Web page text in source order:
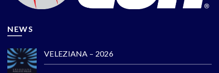
NEWS
VELEZIANA – 2026